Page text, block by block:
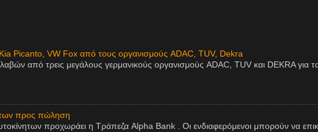
Picanto, VW Fox από τους οργανισμούς ADAC, TUV, Dekra
από τρεις μεγάλους γερμανικούς οργανισμούς ADAC, TUV και DEKRA για
προς πώληση
προχωράει η Τράπεζα Alpha Bank . Οι ενδιαφερόμενοι μπορούν να